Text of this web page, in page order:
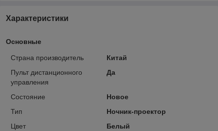
Характеристики
Основные
Страна производитель
Китай
Пульт дистанционного
управления
Да
Состояние
Новое
Тип
Ночник-проектор
Цвет
Белый